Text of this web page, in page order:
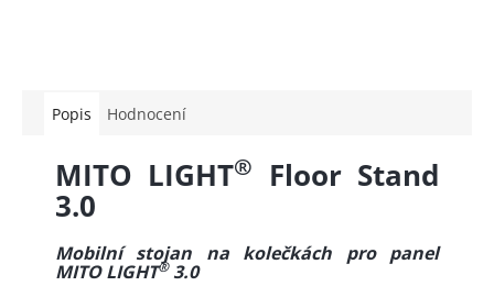
Popis Hodnocení
MITO LIGHT® Floor Stand
3.0
Mobilní stojan na kolečkách pro panel
MITO LIGHT®3.0